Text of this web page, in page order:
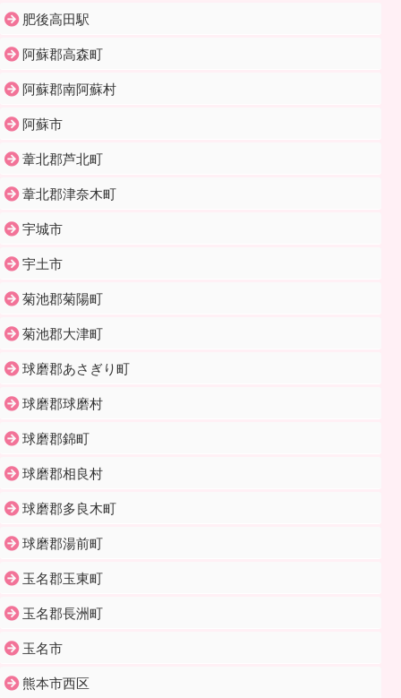
肥後高田駅
阿蘇郡高森町
阿蘇郡南阿蘇村
阿蘇市
葦北郡芦北町
葦北郡津奈木町
宇城市
宇土市
菊池郡菊陽町
菊池郡大津町
球磨郡あさぎり町
球磨郡球磨村
球磨郡錦町
球磨郡相良村
球磨郡多良木町
球磨郡湯前町
玉名郡玉東町
玉名郡長洲町
玉名市
熊本市西区